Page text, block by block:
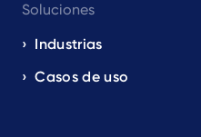
navigation
EN
Soluciones
Industrias
Casos de uso